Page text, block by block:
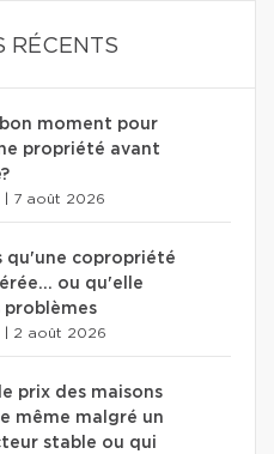
RÉCENTS
moment pour
propriété avant
7 août 2026
qu'une copropriété
ou qu'elle
problèmes
2 août 2026
prix des maisons
même malgré un
stable ou qui